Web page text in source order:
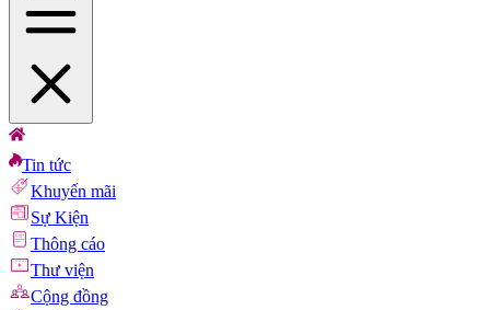
Tin tức
Khuyến mãi
Sự Kiện
Thông cáo
Thư viện
Cộng đồng